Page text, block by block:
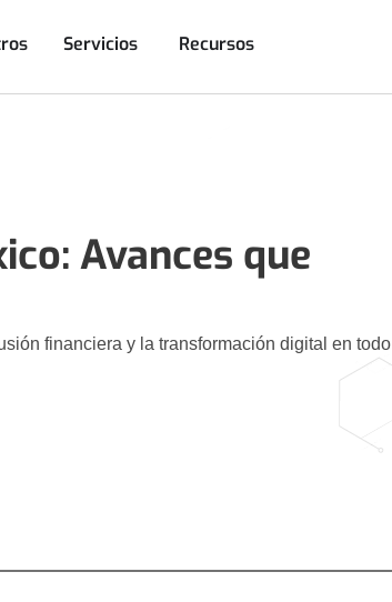
Servicios Recursos
Avances que
financiera y la transformación digital en todo